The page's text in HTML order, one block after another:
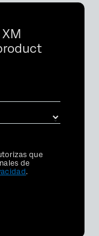
que
de
.